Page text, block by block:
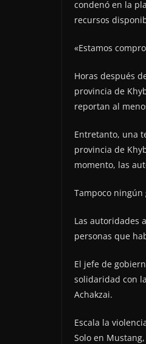
condenó en la
recursos
«Estamos
Horas después
provincia de
reportan al
Entretanto, una
provincia de
momento, las
Tampoco
Las autoridades
personas que
El jefe de
solidaridad con
Achakzai.
Escala la
Solo en